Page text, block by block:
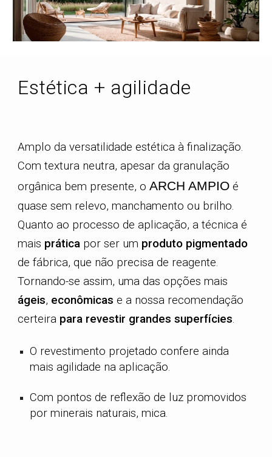
Estética + agilidade
Amplo daversatilidade estética à finalização.
Comtextura neutra, apesar dagranulação
orgânica bem presente, oARCH AMPIO é
quase sem relevo, manchamento ou brilho.
Quanto ao processo de aplicação, atécnica é
mais prática por ser um produto pigmentado
de fábrica, que não precisa de reagente.
Tornando-se assim, uma das opções mais
ágeis, econômicas e a nossa recomendação
certeira para revestir grandes superfícies.
O revestimento projetado confere ainda
mais agilidade na aplicação.
Com pontos de reflexão de luz promovidos
por minerais naturais, mica.